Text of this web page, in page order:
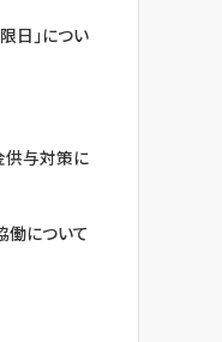
日」につい
供与対策に
働について